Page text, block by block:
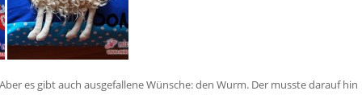
es gibt auch ausgefallene Wünsche: den Wurm. Der musste darauf hin